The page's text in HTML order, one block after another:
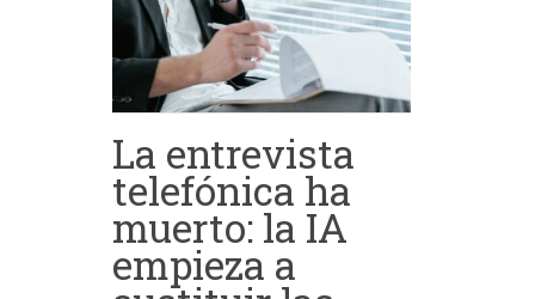
La entrevista
telefónica ha
muerto: la IA
empieza a